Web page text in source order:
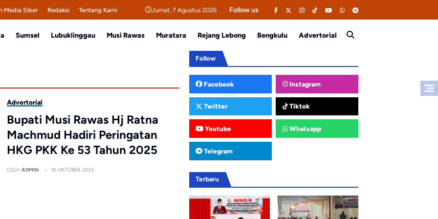
Media Siber Redaksi Tentang Kami Jumat, 7 Agustus 2026 Follow us
Sumsel Lubuklinggau Musi Rawas Muratara Rejang Lebong Bengkulu Advertorial
Advertorial
Bupati Musi Rawas Hj Ratna
Machmud Hadiri Peringatan
HKG PKK Ke 53 Tahun 2025
OLEHADMIN 16 OKTOBER 2025
Follow
Facebook Instagram
Twitter Tiktok
Youtube Whatsapp
Telegram
Terbaru